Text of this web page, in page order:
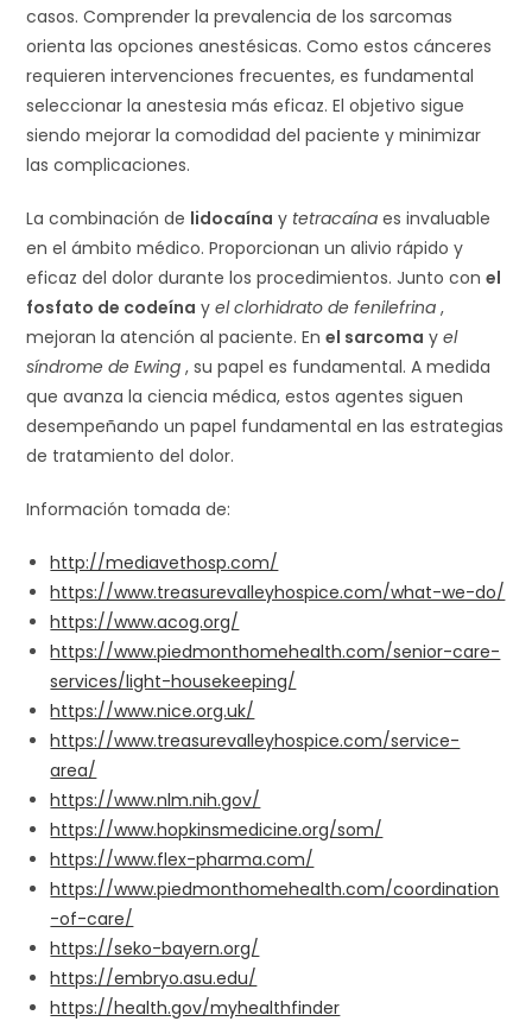
casos. Comprender la prevalencia de los sarcomas
orienta las opciones anestésicas. Como estos cánceres
requieren intervenciones frecuentes, es fundamental
seleccionar la anestesia más eficaz. El objetivo sigue
siendo mejorar la comodidad del paciente y minimizar
las complicaciones.
La combinación de lidocaína y tetracaína es invaluable
en el ámbito médico. Proporcionan un alivio rápido y
eficaz del dolor durante los procedimientos. Junto conel
fosfato de codeína yel clorhidrato de fenilefrina ,
mejoran la atención al paciente. Enel sarcoma yel
síndrome de Ewing , su papel es fundamental. A medida
que avanza la ciencia médica, estos agentes siguen
desempeñando un papel fundamental en las estrategias
de tratamiento del dolor.
Información tomada de:
http://mediavethosp.com/
https://www.treasurevalleyhospice.com/what-we-do/
https://www.acog.org/
https://www.piedmonthomehealth.com/senior-care-
services/light-housekeeping/
https://www.nice.org.uk/
https://www.treasurevalleyhospice.com/service-
area/
https://www.nlm.nih.gov/
https://www.hopkinsmedicine.org/som/
https://www.flex-pharma.com/
https://www.piedmonthomehealth.com/coordination
-of-care/
https://seko-bayern.org/
https://embryo.asu.edu/
https://health.gov/myhealthfinder